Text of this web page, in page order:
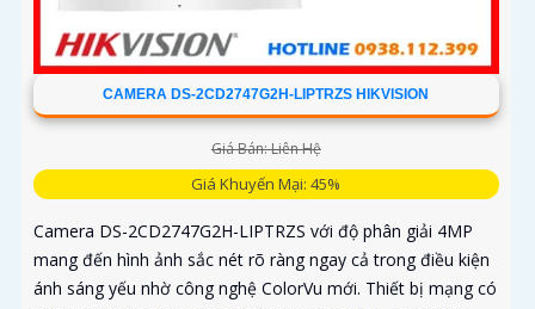
CAMERA DS-2CD2747G2H-LIPTRZS HIKVISION
Giá Bán: Liên Hệ
Giá Khuyến Mại: 45%
Camera DS-2CD2747G2H-LIPTRZS với độ phân giải 4MP
mang đến hình ảnh sắc nét rõ ràng ngay cả trong điều kiện
ánh sáng yếu nhờ công nghệ ColorVu mới. Thiết bị mạng có